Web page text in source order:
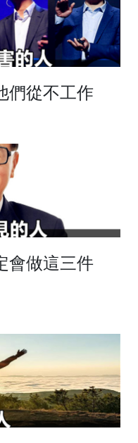
們從不工作
會做這三件